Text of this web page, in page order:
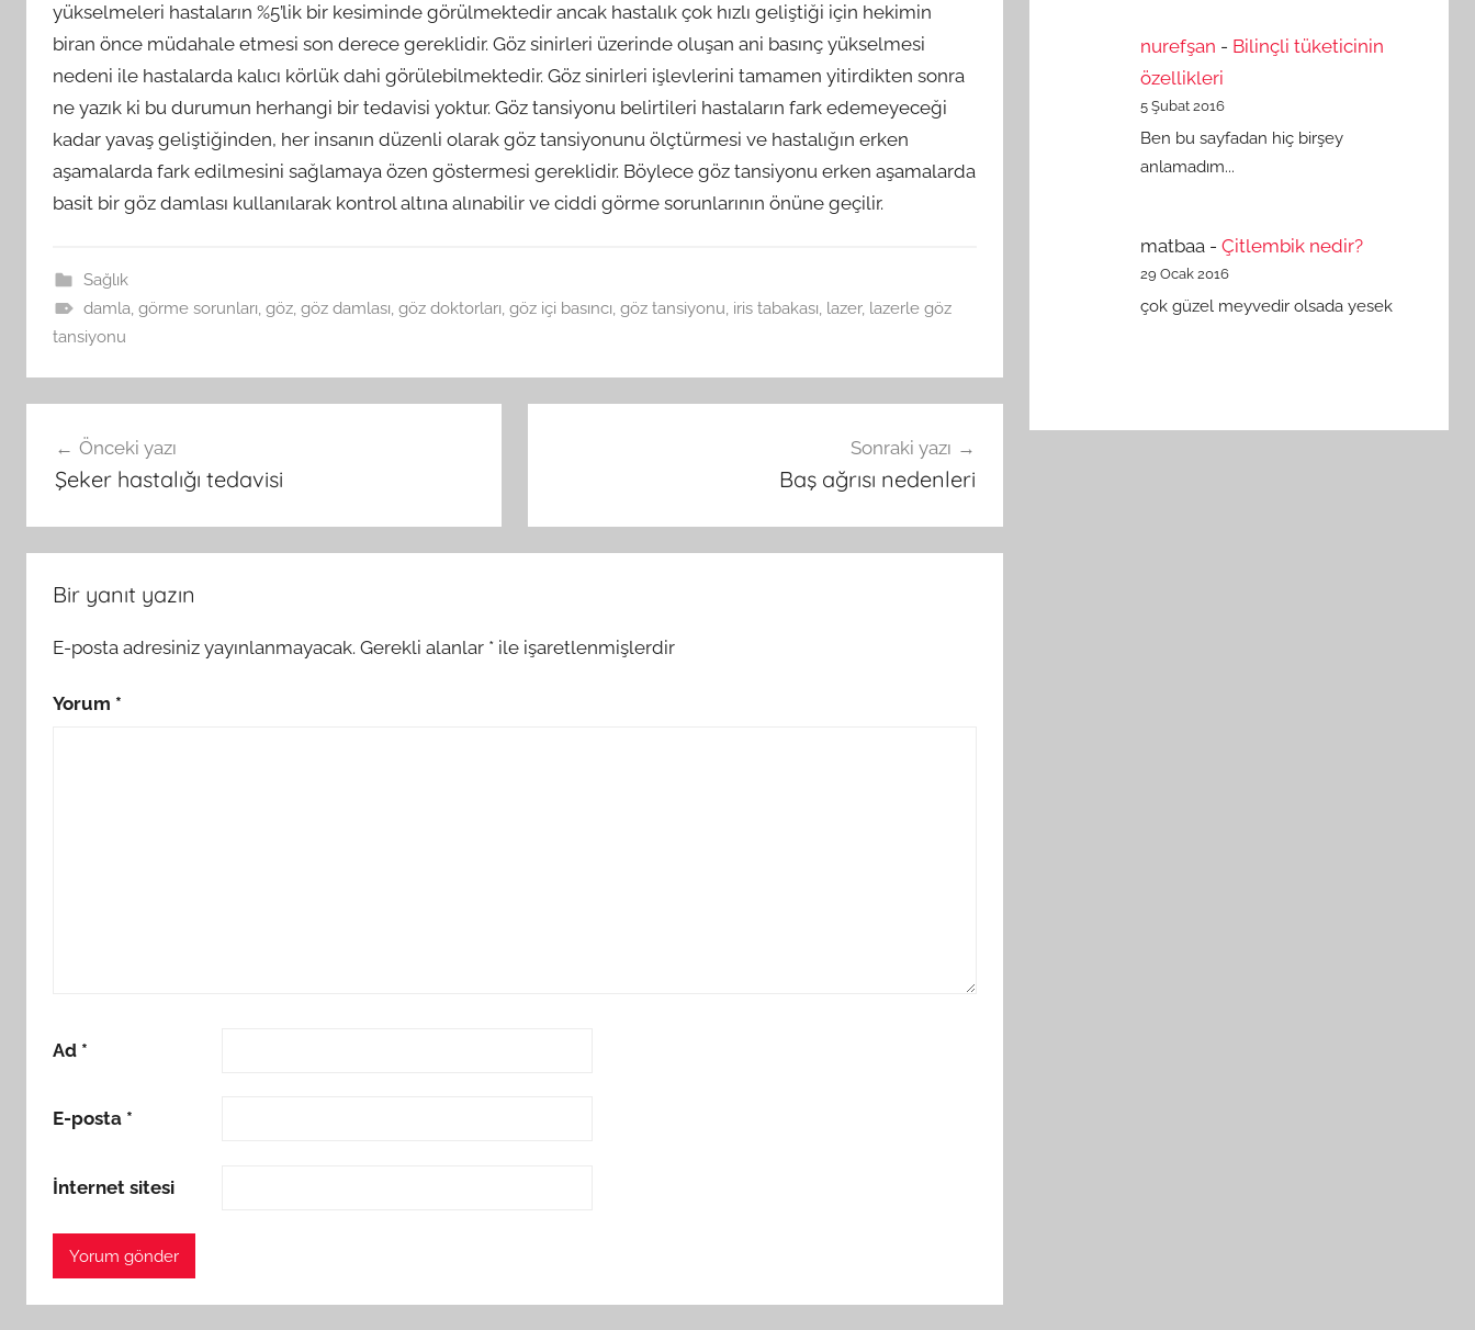
yükselmeleri hastaların %5’lik bir kesiminde görülmektedir ancak hastalık çok hızlı geliştiği için hekimin
biran önce müdahale etmesi son derece gereklidir. Göz sinirleri üzerinde oluşan ani basınç yükselmesi
nedeni ile hastalarda kalıcı körlük dahi görülebilmektedir. Göz sinirleri işlevlerini tamamen yitirdikten sonra
ne yazık ki bu durumun herhangi bir tedavisi yoktur. Göz tansiyonu belirtileri hastaların fark edemeyeceği
kadar yavaş geliştiğinden, her insanın düzenli olarak göz tansiyonunu ölçtürmesi ve hastalığın erken
aşamalarda fark edilmesini sağlamaya özen göstermesi gereklidir. Böylece göz tansiyonu erken aşamalarda
basit bir göz damlası kullanılarak kontrol altına alınabilir ve ciddi görme sorunlarının önüne geçilir.
Sağlık
damla, görme sorunları, göz, göz damlası, göz doktorları, göz içi basıncı, göz tansiyonu, iris tabakası, lazer, lazerle göz
tansiyonu
gezinmesi
Önceki yazı
Şeker hastalığı tedavisi
Sonraki yazı
Baş ağrısı nedenleri
Bir yanıt yazın
E-posta adresiniz yayınlanmayacak. Gerekli alanlar * ile işaretlenmişlerdir
Yorum *
Ad *
E-posta *
İnternet sitesi
nurefşan - Bilinçli tüketicinin
özellikleri
5 Şubat 2016
Ben bu sayfadan hiç birşey
anlamadım...
matbaa- Çitlembik nedir?
29 Ocak 2016
çok güzel meyvedir olsada yesek